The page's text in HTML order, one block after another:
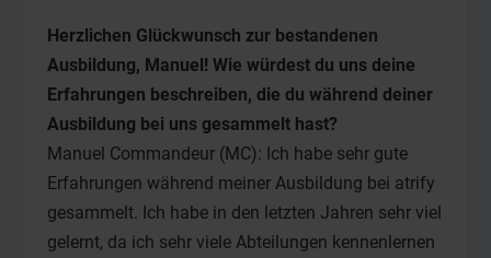
Herzlichen Glückwunsch zur bestandenen
Ausbildung, Manuel! Wie würdest du uns deine
Erfahrungen beschreiben, die du während deiner
Ausbildung bei uns gesammelt hast?
Manuel Commandeur (MC): Ich habe sehr gute
Erfahrungen während meiner Ausbildung bei atrify
gesammelt. Ich habe in den letzten Jahren sehr viel
gelernt, da ich sehr viele Abteilungen kennenlernen